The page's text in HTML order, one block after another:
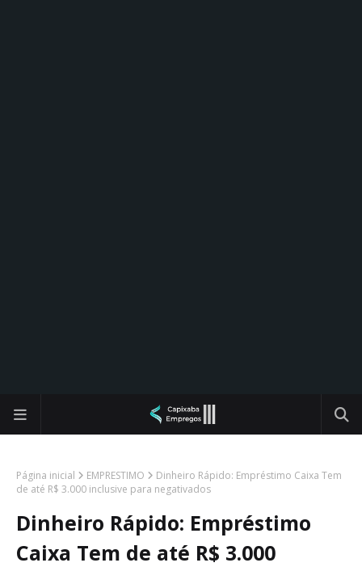
Página inicial EMPRESTIMO
Dinheiro Rápido: Empréstimo Caixa Tem
de até R$ 3.000 inclusive para negativados
Dinheiro Rápido: Empréstimo
Caixa Tem de até R$ 3.000